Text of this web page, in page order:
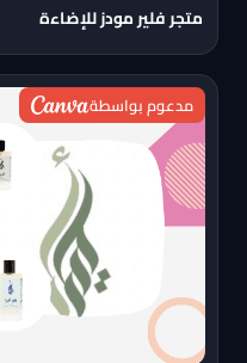
متجر فلير مودز للإضاءة
مدعوم بواسطة